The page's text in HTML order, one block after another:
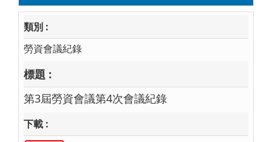
勞資會議紀錄
第3屆勞資會議第4次會議紀錄